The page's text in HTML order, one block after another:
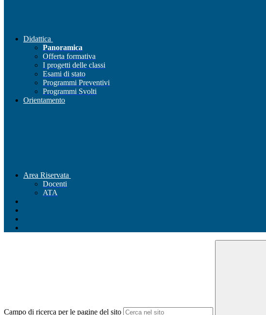
Didattica
Panoramica
Offerta formativa
I progetti delle classi
Esami di stato
Programmi Preventivi
Programmi Svolti
Orientamento
Area Riservata
Docenti
ATA
Campo di ricerca per le pagine del sito